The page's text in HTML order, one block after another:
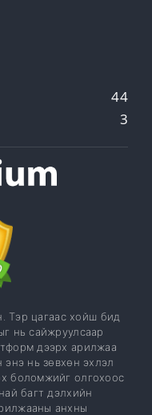
стратеги
44
3
Тэр цагаас хойш бид
нь сайжруулсаар
дээрх арилжаа
нь зөвхөн эхлэл
боломжийг олгохоос
багт дэлхийн
анхны